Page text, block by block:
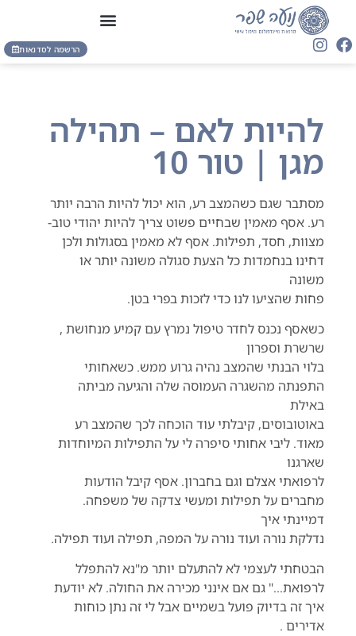
הרשמה לסדנאות
להיות לאם – תהילה
מגן | טור 10
מסתבר שגם כשהמצב רע, הוא יכול להיות הרבה יותר
רע. אסף מאמין שבחיים פשוט צריך להיות יהודי טוב-
מצוות, חסד, תפילות. אסף לא מאמין בסגולות ולכן
דחינו בנחמדות כל הצעת סגולה משונה יותר או
משונה
פחות שהציעו לנו כדי לזכות בפרי בטן.
כשאסף נכנס לחדר טיפול נמרץ עם קמיע מנחושת ,
שרשרת וספרון
בלוי הבנתי שהמצב נהיה גרוע ממש. כשאחותי
התפנתה מהשגרה העמוסה שלה והגיעה מביתה
באילת
באוטובוסים, קיבלתי עוד הוכחה לכך שהמצב רע
מאוד. ליבי אחותי סיפרה לי על התפילות המיוחדות
שארגנו
לרפואתי אצלם וגם בחברון. אסף קיבל הודעות
מחברים על תפילות ומעשי צדקה של משפחה.
דמיינתי איך
נדלקת נורה ועוד נורה על המפה, תפילה ועוד תפילה.
הבטחתי לעצמי לא להתעלם יותר מ"נא להתפלל
לרפואת…" גם אם אינני מכירה את החולה. לא יודעת
איך זה בדיוק פועל בשמיים אבל לי זה נתן כוחות
אדירים .